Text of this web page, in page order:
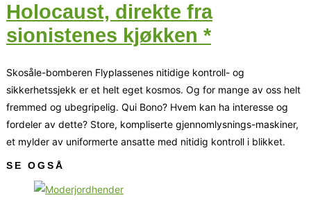
Holocaust, direkte fra
sionistenes kjøkken *
Skosåle-bomberen Flyplassenes nitidige kontroll- og
sikkerhetssjekk er et helt eget kosmos. Og for mange av oss helt
fremmed og ubegripelig. Qui Bono? Hvem kan ha interesse og
fordeler av dette? Store, kompliserte gjennomlysnings-maskiner,
et mylder av uniformerte ansatte med nitidig kontroll i blikket.
SE OGSÅ